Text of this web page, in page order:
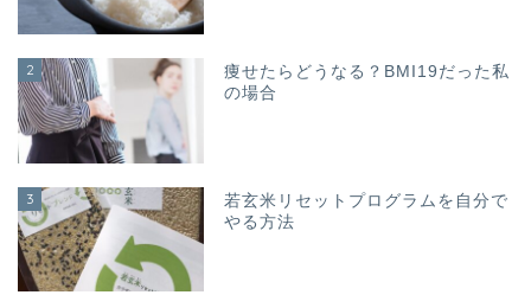
2
痩せたらどうなる？BMI19だった私
の場合
3
若玄米リセットプログラムを自分で
やる方法